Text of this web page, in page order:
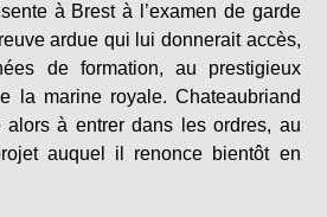
à Brest à l’examen de garde
ardue qui lui donnerait accès,
de formation, au prestigieux
la marine royale. Chateaubriand
à entrer dans les ordres, au
auquel il renonce bientôt en